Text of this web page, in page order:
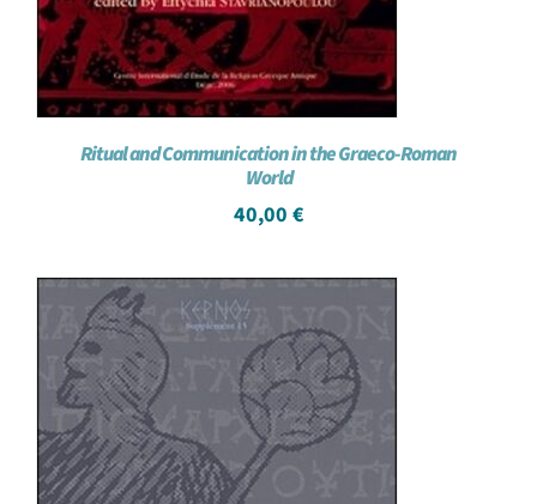
Ritual and Communication in the Graeco-Roman
World
40,00 €